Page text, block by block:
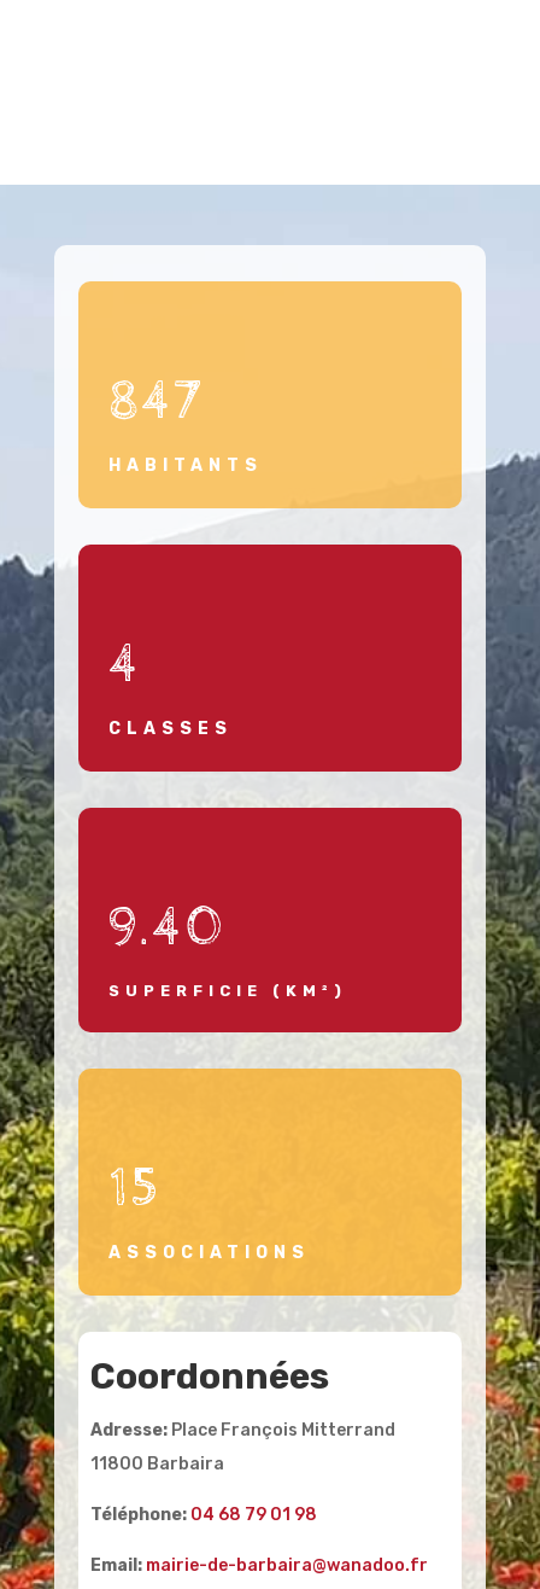
847
HABITANTS
4
CLASSES
9.40
SUPERFICIE (KM²)
15
ASSOCIATIONS
Coordonnées
Adresse:Place François Mitterrand
11800 Barbaira
Téléphone: 04 68 79 01 98
Email: mairie-de-barbaira@wanadoo.fr